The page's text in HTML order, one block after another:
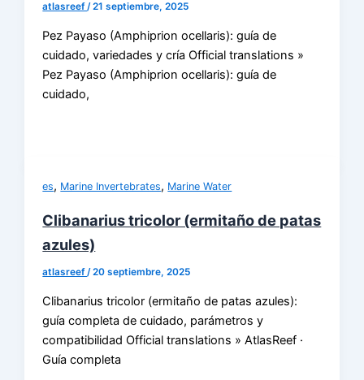
atlasreef/21 septiembre, 2025
Pez Payaso (Amphiprion ocellaris): guía de
cuidado, variedades y cría Official translations »
Pez Payaso (Amphiprion ocellaris): guía de
cuidado,
es, Marine Invertebrates, Marine Water
Clibanarius tricolor (ermitaño de patas
azules)
atlasreef/20 septiembre, 2025
Clibanarius tricolor (ermitaño de patas azules):
guía completa de cuidado, parámetros y
compatibilidad Official translations » AtlasReef ·
Guía completa